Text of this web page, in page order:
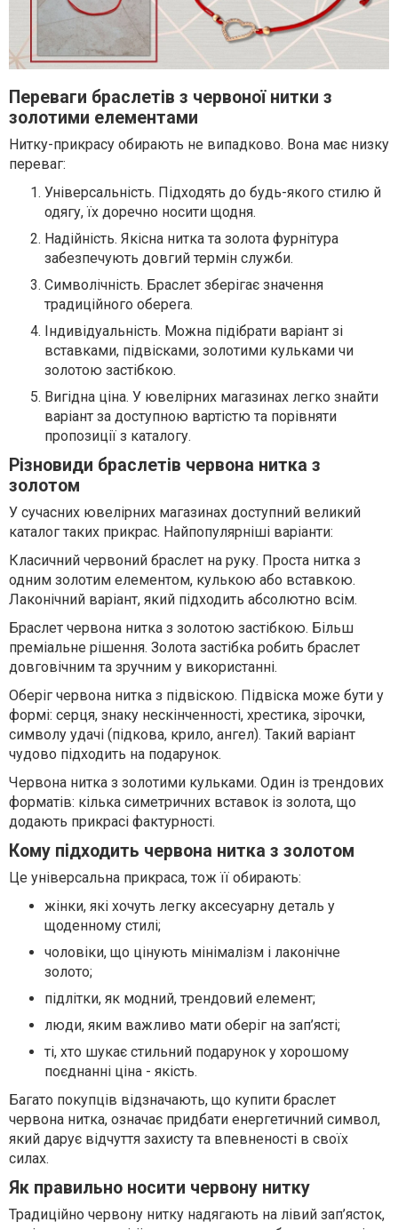
Переваги браслетів з червоної нитки з
золотими елементами
Нитку-прикрасу обирають не випадково. Вона має низку
переваг:
Універсальність. Підходять до будь-якого стилю й
одягу, їх доречно носити щодня.
Надійність. Якісна нитка та золота фурнітура
забезпечують довгий термін служби.
Символічність. Браслет зберігає значення
традиційного оберега.
Індивідуальність. Можна підібрати варіант зі
вставками, підвісками, золотими кульками чи
золотою застібкою.
Вигідна ціна. У ювелірних магазинах легко знайти
варіант за доступною вартістю та порівняти
пропозиції з каталогу.
Різновиди браслетів червона нитка з
золотом
У сучасних ювелірних магазинах доступний великий
каталог таких прикрас. Найпопулярніші варіанти:
Класичний червоний браслет на руку. Проста нитка з
одним золотим елементом, кулькою або вставкою.
Лаконічний варіант, який підходить абсолютно всім.
Браслет червона нитка з золотою застібкою. Більш
преміальне рішення. Золота застібка робить браслет
довговічним та зручним у використанні.
Оберіг червона нитка з підвіскою. Підвіска може бути у
формі: серця, знаку нескінченності, хрестика, зірочки,
символу удачі (підкова, крило, ангел). Такий варіант
чудово підходить на подарунок.
Червона нитка з золотими кульками. Один із трендових
форматів: кілька симетричних вставок із золота, що
додають прикрасі фактурності.
Кому підходить червона нитка з золотом
Це універсальна прикраса, тож її обирають:
жінки, які хочуть легку аксесуарну деталь у
щоденному стилі;
чоловіки, що цінують мінімалізм і лаконічне
золото;
підлітки, як модний, трендовий елемент;
люди, яким важливо мати оберіг на зап’ясті;
ті, хто шукає стильний подарунок у хорошому
поєднанні ціна - якість.
Багато покупців відзначають, що купити браслет
червона нитка, означає придбати енергетичний символ,
який дарує відчуття захисту та впевненості в своїх
силах.
Як правильно носити червону нитку
Традиційно червону нитку надягають на лівий зап’ясток,